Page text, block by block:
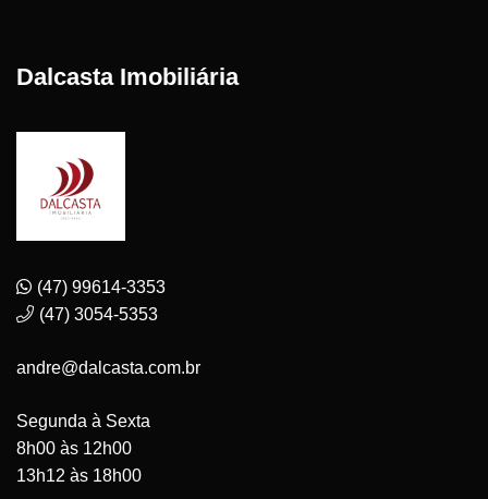
Dalcasta Imobiliária
(47) 99614-3353
(47) 3054-5353
andre@dalcasta.com.br
Segunda à Sexta
8h00 às 12h00
13h12 às 18h00